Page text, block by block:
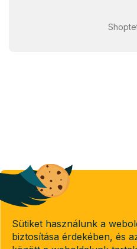
Sütiket használunk a
biztosítása érdekében, és